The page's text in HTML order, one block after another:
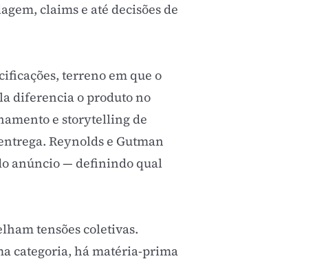
claims e até decisões de
terreno em que o
diferencia o produto no
e storytelling de
Reynolds e Gutman
anúncio — definindo qual
tensões coletivas.
categoria, há matéria-prima